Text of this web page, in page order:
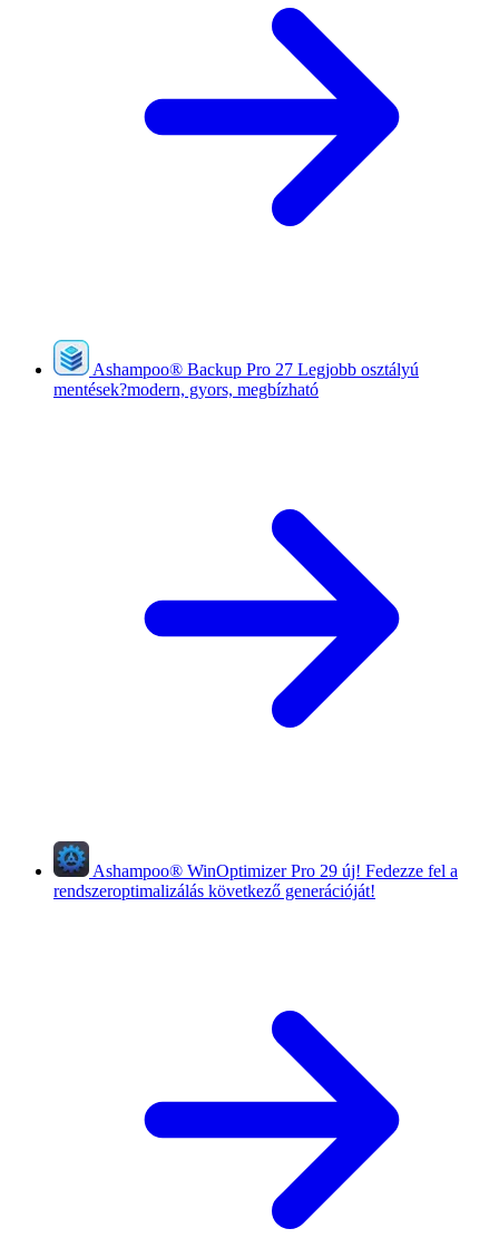
Ashampoo® Backup Pro 27 Legjobb osztályú
mentések?modern, gyors, megbízható
Ashampoo® WinOptimizer Pro 29 új! Fedezze fel a
rendszeroptimalizálás következő generációját!